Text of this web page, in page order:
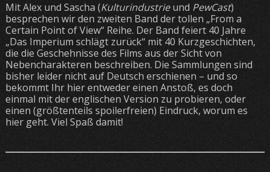
Mit Alex und Sascha (KulturindustrieundPewCast)
besprechen wir den zweiten Band der tollen „From a
Certain Point of View“ Reihe. Der Band feiert 40 Jahre
„Das Imperium schlägt zurück“ mit 40 Kurzgeschichten,
die die Geschehnisse des Films aus der Sicht von
Nebencharakteren beschreiben. Die Sammlungen sind
bisher leider nicht auf Deutsch erschienen – und so
bekommt Ihr hier entweder einen Anstoß, es doch
einmal mit der englischen Version zu probieren, oder
einen (größtenteils spoilerfreien) Eindruck, worum es
hier geht. Viel Spaß damit!